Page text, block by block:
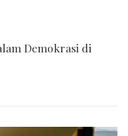
Demokrasi di